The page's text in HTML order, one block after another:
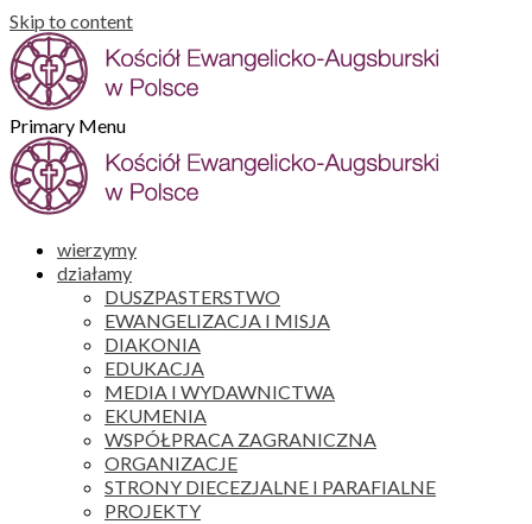
Skip to content
Primary Menu
wierzymy
działamy
DUSZPASTERSTWO
EWANGELIZACJA I MISJA
DIAKONIA
EDUKACJA
MEDIA I WYDAWNICTWA
EKUMENIA
WSPÓŁPRACA ZAGRANICZNA
ORGANIZACJE
STRONY DIECEZJALNE I PARAFIALNE
PROJEKTY